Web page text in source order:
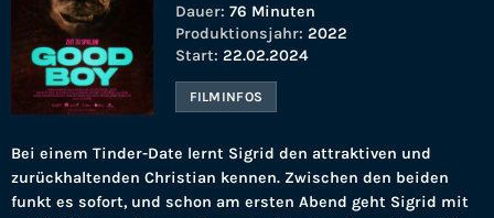
Dauer: 76 Minuten
Produktionsjahr: 2022
Start: 22.02.2024
FILMINFOS
Bei einem Tinder-Date lernt Sigrid den attraktiven und
zurückhaltenden Christian kennen. Zwischen den beiden
funkt es sofort, und schon am ersten Abend geht Sigrid mit